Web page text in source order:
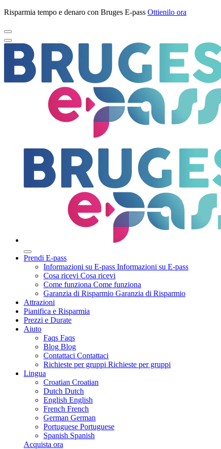
Risparmia tempo e denaro con Bruges E-pass Ottienilo ora
Prendi E-pass
Informazioni su E-pass Informazioni su E-pass
Cosa ricevi Cosa ricevi
Come funziona Come funziona
Garanzia di Risparmio Garanzia di Risparmio
Attrazioni
Pianifica e Risparmia
Prezzi e Durate
Aiuto
Faqs Faqs
Blog Blog
Contattaci Contattaci
Richieste per gruppi Richieste per gruppi
Lingua
Croatian Croatian
Dutch Dutch
English English
French French
German German
Portuguese Portuguese
Spanish Spanish
Acquista ora